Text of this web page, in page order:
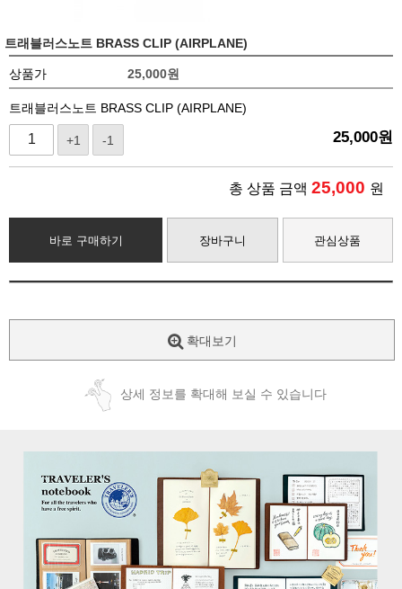
트래블러스노트 BRASS CLIP (AIRPLANE)
상품가 25,000원
트래블러스노트 BRASS CLIP (AIRPLANE)
+1 -1 25,000원
총 상품 금액 25,000 원
바로 구매하기 장바구니 관심상품
확대보기
상세 정보를 확대해 보실 수 있습니다